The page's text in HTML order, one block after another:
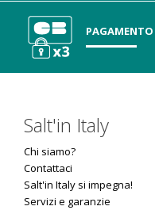
PAGAMENTO
Salt'in Italy
Chi siamo?
Contattaci
Salt'in Italy si impegna!
Servizi e garanzie